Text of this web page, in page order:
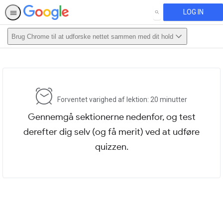
SEARCH LOG IN
Brug Chrome til at udforske nettet sammen med dit hold
Forventet varighed af lektion: 20 minutter
Gennemgå sektionerne nedenfor, og test
derefter dig selv (og få merit) ved at udføre
quizzen.